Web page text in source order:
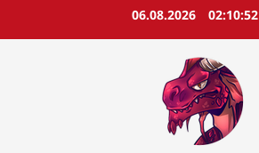
06.08.2026 02:10:53